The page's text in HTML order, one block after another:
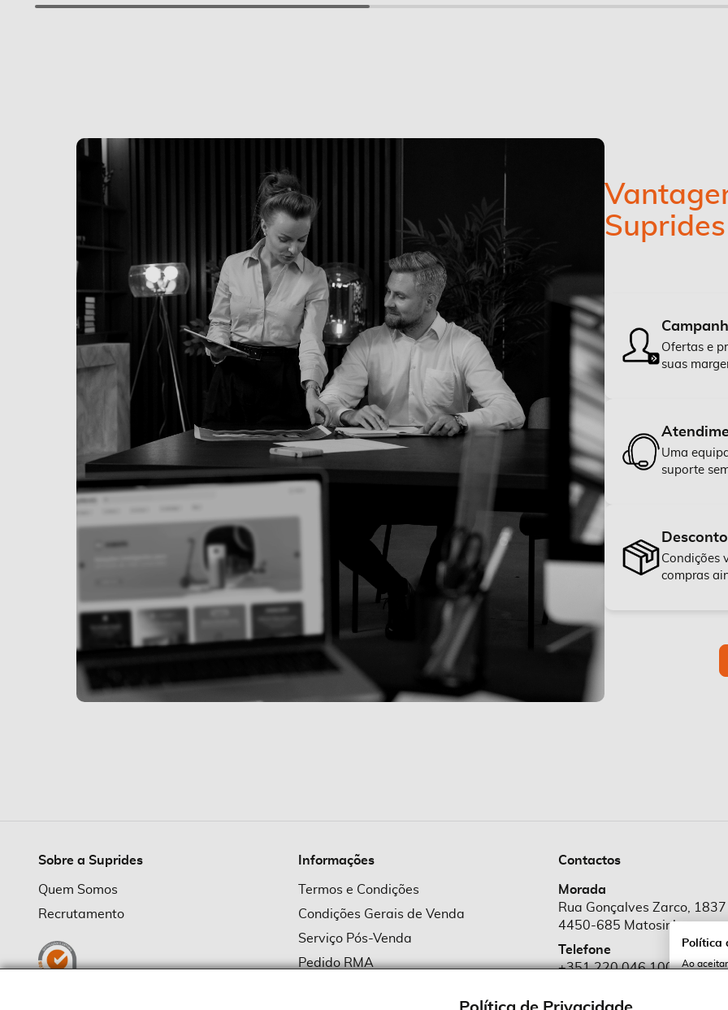
Suprides
Ofertas e
suas
Uma
suporte
Condições
compras
Sobre a Suprides
Quem Somos
Recrutamento
Informações
Termos e Condições
Condições Gerais de Venda
Serviço Pós-Venda
Pedido RMA
Contactos
Morada
Rua Gonçalves Zarco, 1837
4450-685 Matosinhos
Telefone
+351 220 046 100
Política
Ao